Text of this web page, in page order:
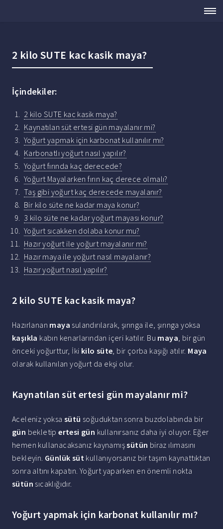
2 kilo SUTE kac kasik maya?
İçindekiler:
2 kilo SUTE kac kasik maya?
Kaynatılan süt ertesi gün mayalanır mi?
Yoğurt yapmak için karbonat kullanılır mı?
Karbonatlı yoğurt nasıl yapılır?
Yoğurt fırında kaç derecede?
Yoğurt Mayalarken fırın kaç derece olmalı?
Taş gibi yoğurt kaç derecede mayalanır?
Bir kilo süte ne kadar maya konur?
3 kilo süte ne kadar yoğurt mayası konur?
Yoğurt sıcakken dolaba konur mu?
Hazır yoğurt ile yoğurt mayalanır mı?
Hazır maya ile yoğurt nasıl mayalanır?
Hazır yoğurt nasıl yapılır?
2 kilo SUTE kac kasik maya?
Hazırlanan maya sulandırılarak, şırınga ile, şırınga yoksa
kaşıkla kabın kenarlarından içeri katılır. Bu maya, bir gün
önceki yoğurttur, İki kilo süte, bir çorba kaşığı atılır. Maya
olarak kullanılan yoğurt da ekşi olur.
Kaynatılan süt ertesi gün mayalanır mi?
Aceleniz yoksa sütü soğuduktan sonra buzdolabında bir
gün bekletipertesi gün kullanırsanız daha iyi oluyor. Eğer
hemen kullanacaksanız kaynamışsütün biraz ılımasını
bekleyin. Günlük süt kullanıyorsanız bir taşım kaynattıktan
sonra altını kapatın. Yoğurt yaparken en önemli nokta
sütün sıcaklığıdır.
Yoğurt yapmak için karbonat kullanılır mı?